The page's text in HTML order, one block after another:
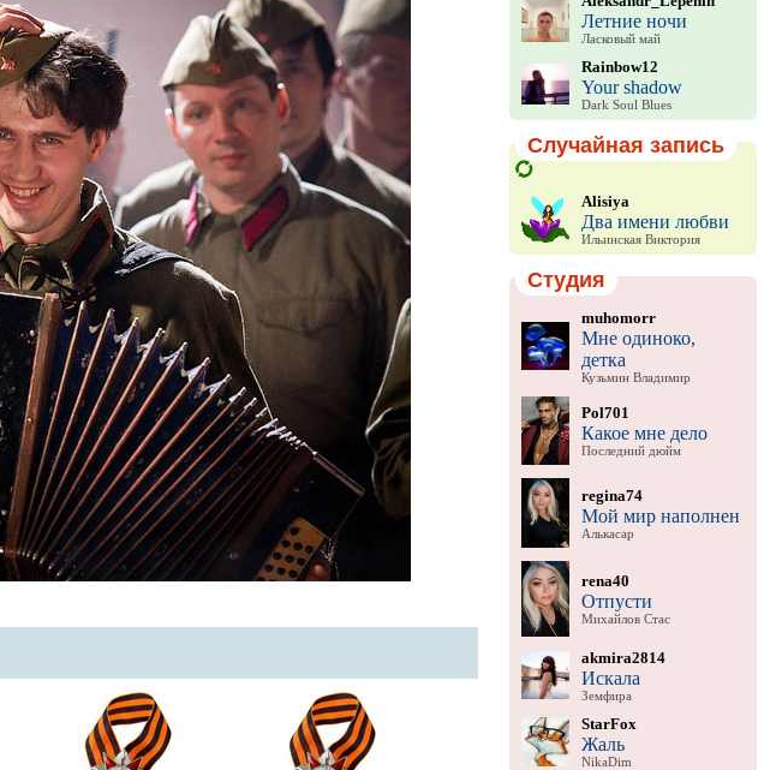
Летние ночи
Ласковый май
Rainbow12
Your shadow
Dark Soul Blues
Случайная запись
Alisiya
Два имени любви
Ильинская Виктория
Студия
muhomorr
Мне одиноко,
детка
Кузьмин Владимир
Pol701
Какое мне дело
Последний дюйм
regina74
Мой мир наполнен
Алькасар
rena40
Отпусти
Михайлов Стас
akmira2814
Искала
Земфира
StarFox
Жаль
NikaDim